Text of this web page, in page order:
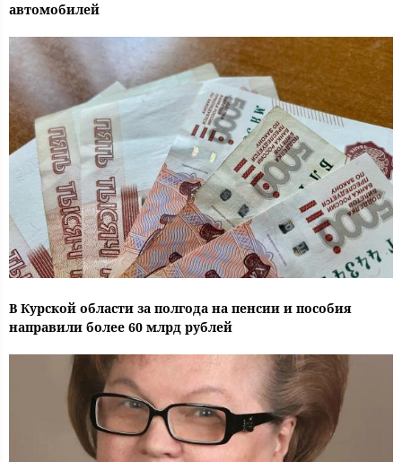
автомобилей
В Курской области за полгода на пенсии и пособия
направили более 60 млрд рублей